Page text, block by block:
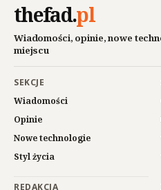
thefad.pl
Wiadomości, opinie, nowe
miejscu
SEKCJE
Wiadomości
Opinie
Nowe technologie
Styl życia
REDAKCJA